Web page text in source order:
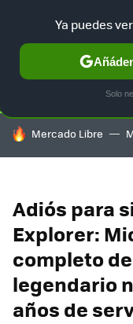
SELECCIÓN GAMING
HOY SE HABLA DE
Mercado Libre
Adiós para
Explorer:
completo
legendario
años de
Ya puedes
Solo